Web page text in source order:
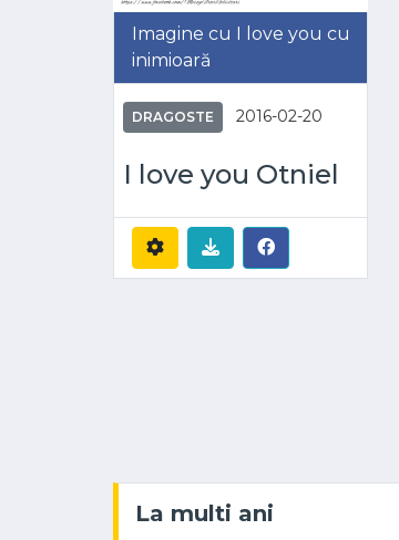
Imagine cu I love you cu
inimioară
DRAGOSTE 2016-02-20
I love you Otniel
La multi ani